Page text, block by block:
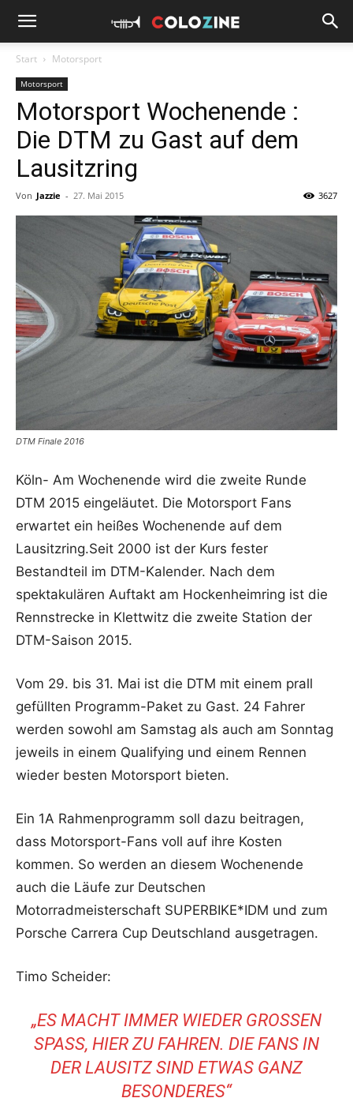
Start Motorsport
Motorsport
Motorsport Wochenende :
Die DTM zu Gast auf dem
Lausitzring
Von Jazzie - 27. Mai 2015 3627
DTM Finale 2016
Köln- Am Wochenende wird die zweite Runde
DTM 2015 eingeläutet. Die Motorsport Fans
erwartet ein heißes Wochenende auf dem
Lausitzring.Seit 2000 ist der Kurs fester
Bestandteil im DTM-Kalender. Nach dem
spektakulären Auftakt am Hockenheimring ist die
Rennstrecke in Klettwitz die zweite Station der
DTM-Saison 2015.
Vom 29. bis 31. Mai ist die DTM mit einem prall
gefüllten Programm-Paket zu Gast. 24 Fahrer
werden sowohl am Samstag als auch am Sonntag
jeweils in einem Qualifying und einem Rennen
wieder besten Motorsport bieten.
Ein 1A Rahmenprogramm soll dazu beitragen,
dass Motorsport-Fans voll auf ihre Kosten
kommen. So werden an diesem Wochenende
auch die Läufe zur Deutschen
Motorradmeisterschaft SUPERBIKE*IDM und zum
Porsche Carrera Cup Deutschland ausgetragen.
Timo Scheider:
„ES MACHT IMMER WIEDER GROSSEN S
PASS, HIER ZU FAHREN. DIE FANS IN DE
R LAUSITZ SIND ETWAS GANZ BE
SONDERES“